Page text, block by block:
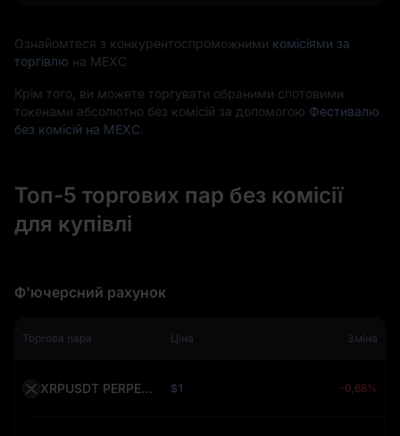
Ознайомтеся з конкурентоспроможними комісіями за
торгівлю на MEXC
Крім того, ви можете торгувати обраними спотовими
токенами абсолютно без комісій за допомогою Фестивалю
без комісій на MEXC
Топ-5 торгових пар без комісії
для купівлі
Ф'ючерсний рахунок
Торгова пара Ціна Зміна
XRPUSDT PERPETUAL (XRP) $1 -0,68%